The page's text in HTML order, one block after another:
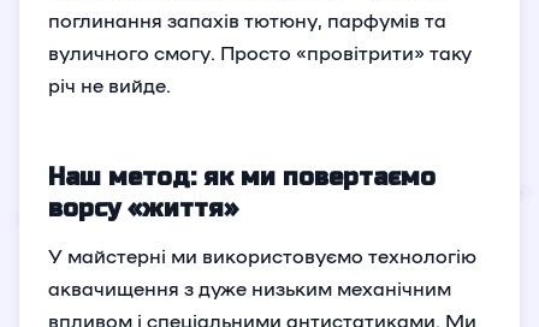
поглинання запахів тютюну, парфумів та
вуличного смогу. Просто «провітрити» таку
річ не вийде.
Наш метод: як ми повертаємо
ворсу «життя»
У майстерні ми використовуємо технологію
аквачищення з дуже низьким механічним
впливом і спеціальними антистатиками. Ми